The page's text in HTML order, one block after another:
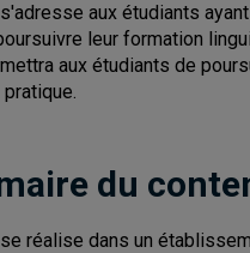
aux étudiants
leur formation
aux étudiants de
du
réalise dans un